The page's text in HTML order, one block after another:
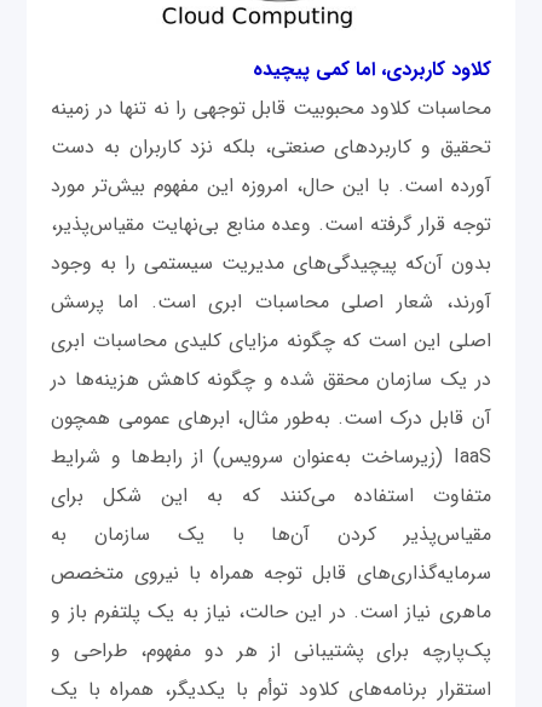
کلاود کاربردی، اما کمی پیچیده
محاسبات کلاود محبوبیت قابل توجهی را نه تنها در زمینه
تحقیق و کاربردهای صنعتی، بلکه نزد کاربران به‌ دست
آورده است. با این ‌حال، امروزه این مفهوم بیش‌تر مورد
توجه قرار گرفته است. وعده منابع بی‌نهایت مقیاس‌پذیر،
بدون آن‌که پیچیدگی‌های مدیریت سیستمی را به ‌وجود
آورند، شعار اصلی محاسبات ابری است. اما پرسش
اصلی این است که چگونه مزایای کلیدی محاسبات ابری
در یک سازمان محقق شده و چگونه کاهش هزینه‌ها در
آن قابل درک است. به‌طور مثال، ابرهای عمومی همچون
IaaS (زیرساخت به‌عنوان سرویس) از رابط‌ها و شرایط
متفاوت استفاده می‌کنند که به این شکل برای
مقیاس‌پذیر کردن آن‌ها با یک سازمان به
سرمایه‌گذاری‌های قابل توجه همراه با نیروی متخصص
ماهری نیاز است. در این حالت، نیاز به یک پلتفرم باز و
پک‌پارچه برای پشتیبانی از هر دو مفهوم، طراحی و
استقرار برنامه‌های کلاود توأم با یکدیگر، همراه با یک